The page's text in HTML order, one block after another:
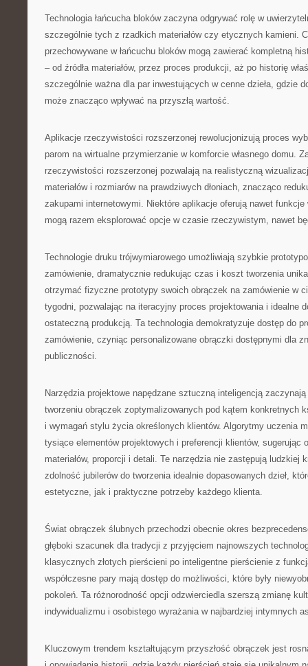
Technologia łańcucha bloków zaczyna odgrywać rolę w
szczególnie tych z rzadkich materiałów czy etycznych kamieni.
przechowywane w łańcuchu bloków mogą zawierać kompletną
– od źródła materiałów, przez proces produkcji, aż po historię
szczególnie ważna dla par inwestujących w cenne dzieła, gdzie
może znacząco wpływać na przyszłą wartość.
Aplikacje rzeczywistości rozszerzonej rewolucjonizują proces
parom na wirtualne przymierzanie w komforcie własnego domu.
rzeczywistości rozszerzonej pozwalają na realistyczną
materiałów i rozmiarów na prawdziwych dłoniach, znacząco
zakupami internetowymi. Niektóre aplikacje oferują nawet funkcje
mogą razem eksplorować opcje w czasie rzeczywistym, nawet
Technologie druku trójwymiarowego umożliwiają szybkie
zamówienie, dramatycznie redukując czas i koszt tworzenia
otrzymać fizyczne prototypy swoich obrączek na zamówienie w
tygodni, pozwalając na iteracyjny proces projektowania i idealne
ostateczną produkcją. Ta technologia demokratyzuje dostęp do
zamówienie, czyniąc personalizowane obrączki dostępnymi dla
publiczności.
Narzędzia projektowe napędzane sztuczną inteligencją
tworzeniu obrączek zoptymalizowanych pod kątem konkretnych
i wymagań stylu życia określonych klientów. Algorytmy uczenia
tysiące elementów projektowych i preferencji klientów, sugerując
materiałów, proporcji i detali. Te narzędzia nie zastępują ludzkiej
zdolność jubilerów do tworzenia idealnie dopasowanych dzieł,
estetyczne, jak i praktyczne potrzeby każdego klienta.
Świat obrączek ślubnych przechodzi obecnie okres
głęboki szacunek dla tradycji z przyjęciem najnowszych
klasycznych złotych pierścieni po inteligentne pierścienie z
współczesne pary mają dostęp do możliwości, które były
pokoleń. Ta różnorodność opcji odzwierciedla szerszą zmianę
indywidualizmu i osobistego wyrażania w najbardziej intymnych
Kluczowym trendem kształtującym przyszłość obrączek jest